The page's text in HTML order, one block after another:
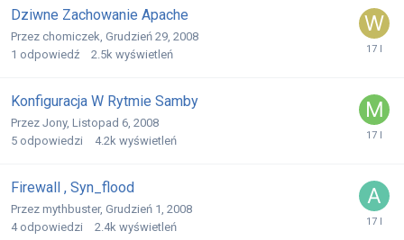
Dziwne Zachowanie Apache
Przez chomiczek Grudzień 29, 2008
1 odpowiedź 2.5k wyświetleń
Konfiguracja W Rytmie Samby
Przez Jony, Listopad 6, 2008
5 odpowiedzi 4.2k wyświetleń
Firewall , Syn_flood
Przez mythbuster, Grudzień 1, 2008
4 odpowiedzi 2.4k wyświetleń